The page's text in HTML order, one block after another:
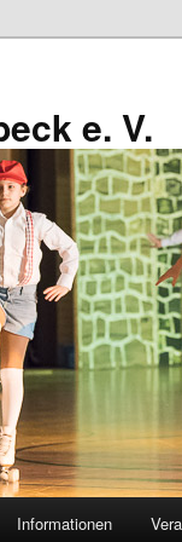
e. V.
Informationen